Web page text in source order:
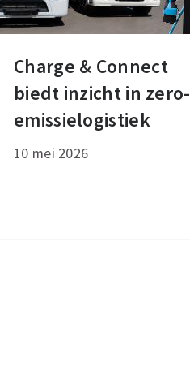
Charge & Connect
biedt inzicht in zero-
emissielogistiek
10 mei 2026
Charge
&
Connect